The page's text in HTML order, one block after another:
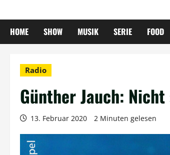
HOME SHOW MUSIK SERIE FOOD
Radio
Günther Jauch:
13. Februar 2020 2 Minuten gelesen